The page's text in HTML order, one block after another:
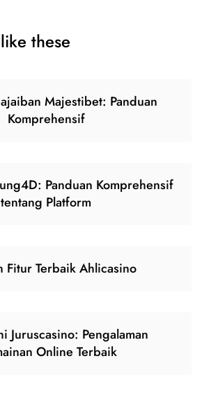
these
Majestibet: Panduan
Komprehensif
Panduan Komprehensif
tentang Platform
Fitur Terbaik Ahlicasino
Juruscasino: Pengalaman
Online Terbaik